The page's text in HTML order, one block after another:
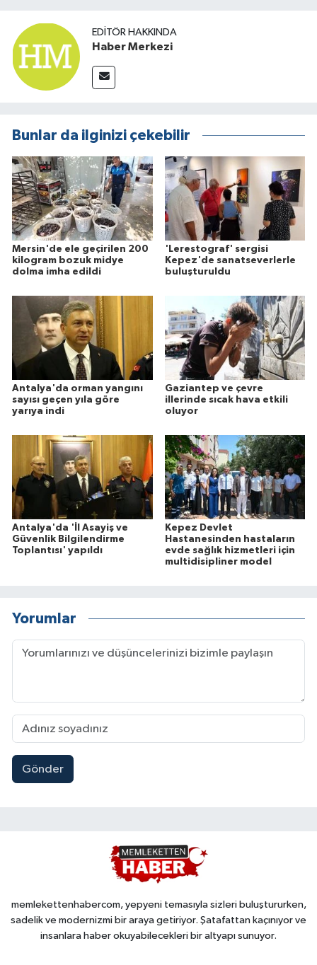
EDITÖR HAKKINDA
Haber Merkezi
Bunlar da ilginizi çekebilir
Mersin'de ele geçirilen 200
kilogram bozuk midye
dolma imha edildi
'Lerestograf' sergisi
Kepez'de sanatseverlerle
buluşturuldu
Antalya'da orman yangını
sayısı geçen yıla göre
yarıya indi
Gaziantep ve çevre
illerinde sıcak hava etkili
oluyor
Antalya'da 'İl Asayiş ve
Güvenlik Bilgilendirme
Toplantısı' yapıldı
Kepez Devlet
Hastanesinden hastaların
evde sağlık hizmetleri için
multidisipliner model
Yorumlar
Gönder
memlekettenhabercom, yepyeni temasıyla sizleri buluştururken,
sadelik ve modernizmi bir araya getiriyor. Şatafattan kaçınıyor ve
insanlara haber okuyabilecekleri bir altyapı sunuyor.